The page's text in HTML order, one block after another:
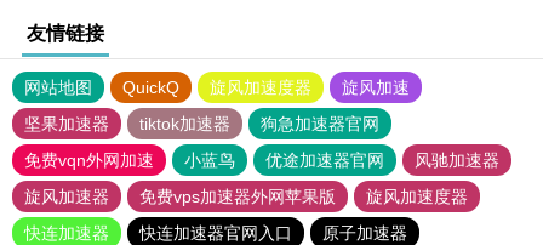
友情链接
网站地图 QuickQ 旋风加速度器
旋风加速
坚果加速器
tiktok加速器
狗急加速器官网
免费vqn外网加速
小蓝鸟 优途加速器官网
风驰加速器
旋风加速器
免费vps加速器外网苹果版
旋风加速度器
快连加速器
快连加速器官网入口
原子加速器